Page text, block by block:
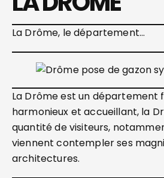
La Drôme, le département…
La Drôme est un département
harmonieux et accueillant, la
quantité de visiteurs,
viennent contempler ses
architectures.